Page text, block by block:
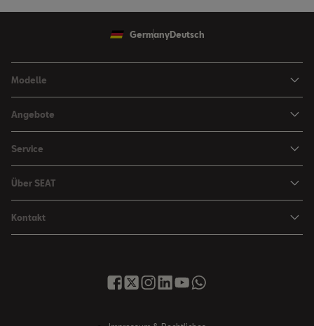
GermanyDeutsch
Modelle
Arona
Leon
Leon Sportstourer
SEAT Ateca Compact SUV (discontinued)
Angebote
Sondermodelle
SEAT FOR BUSINESS Angebote
Gebrauchtfahrzeuge
Finanzdienstleistung
Sommer Service Aktion
Service
Smartphone Kompatibilität
Senderlogos
Über SEAT
News & Events
Integrität & Compliance
Kontakt
Online Service-Terminbuchung